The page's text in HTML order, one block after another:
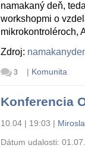
namakaný deň,
workshopmi o
mikrokontroléroch,
Zdroj:
3 | Komunita
Konferencia
10.04 | 19:03 |
Dátum udalosti: